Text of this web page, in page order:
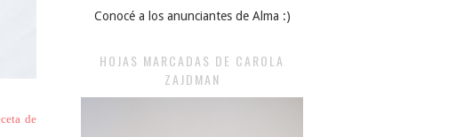
de
Conocé a los anunciantes de Alma :)
HOJAS MARCADAS DE CAROLA
ZAJDMAN